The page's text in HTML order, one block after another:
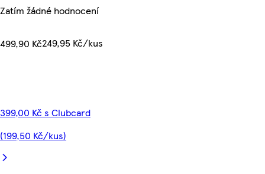
Zatím žádné hodnocení
499,90 Kč249,95 Kč/kus
399,00 Kč s Clubcard
(199,50 Kč/kus)